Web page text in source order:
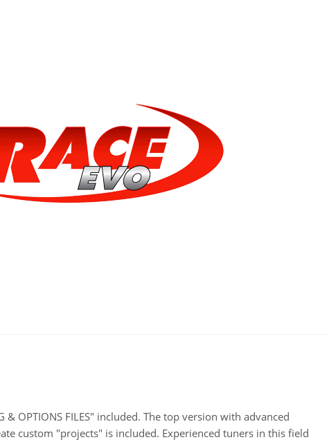
& OPTIONS FILES" included. The top version with advanced
custom "projects" is included. Experienced tuners in this field